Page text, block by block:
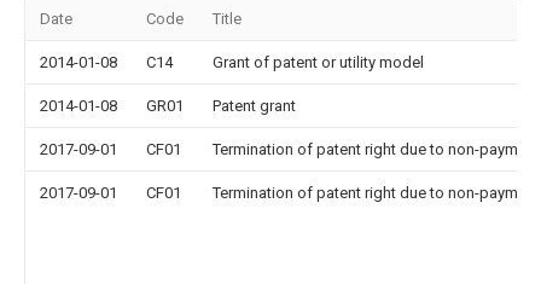
Date Code Title
2014-01-08 C14 Grant of patent or utility model
2014-01-08 GR01 Patent grant
2017-09-01 CF01 Termination of patent right due to non-
2017-09-01 CF01 Termination of patent right due to non-